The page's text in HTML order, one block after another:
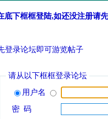
底下框框登陆,如还没注册请
登录论坛即可游览帖子
请从以下框框登录论坛
用户名
密 码